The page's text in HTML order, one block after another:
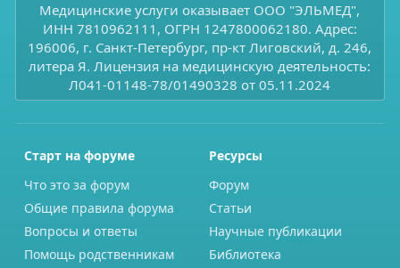
Медицинские услуги оказывает ООО "ЭЛЬМЕД",
ИНН 7810962111, ОГРН 1247800062180. Адрес:
196006, г. Санкт-Петербург, пр-кт Лиговский, д. 246,
литера Я. Лицензия на медицинскую деятельность:
Л041-01148-78/01490328 от 05.11.2024
Старт на форуме
Что это за форум
Общие правила форума
Вопросы и ответы
Помощь родственникам
Ресурсы
Форум
Статьи
Научные публикации
Библиотека